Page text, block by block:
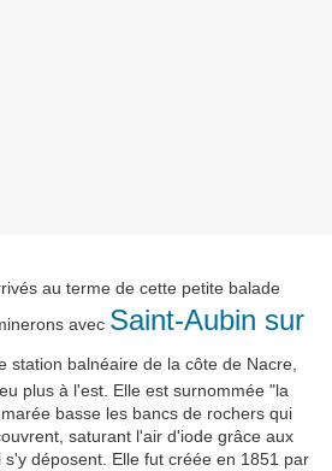
au terme de cette petite balade
avec Saint-Aubin sur
station balnéaire de la côte de Nacre,
plus à l'est. Elle est surnommée "la
basse les bancs de rochers qui
saturant l'air d'iode grâce aux
déposent. Elle fut créée en 1851 par